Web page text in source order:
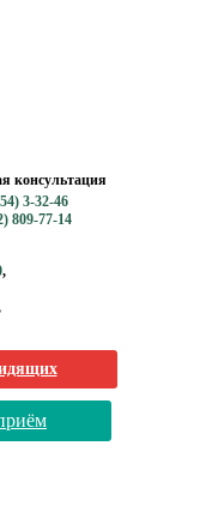
консультация
3-32-46
809-77-14
,